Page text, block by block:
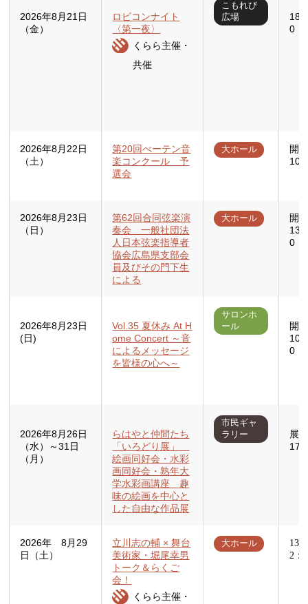
2026年8月21日
（金）
ロビコンナイト
〈第一夜〉
くらら主催・
共催
こもれび
広場
18
0
2026年8月22日
（土）
第20回べーテン音
楽コンクール 予
選会
大ホール
開
2026年8月23日
（日）
第62回合同弦楽演
奏会 一般社団法
人日本弦楽指導者
協会広島県支部会
員及びその門下生
による
大ホール
開
0
2026年8月23日
(日)
Vol.35 夏休み At H
ome Concert ～音
によるメッセージ
を皆様の心へ～
サロンホ
ール
開
0
2026年8月26日
（水）～31日
（月）
らはやと仲間たち
「いろどり展」
絵画同好会・水彩
画同好会・熟年大
学水彩画講座 趣
味の絵画を中心と
した自由な作品展
市民ギャ
ラリー
展
2026年 8月29
日（土）
立川志の輔 × 舞台
美術家・堀尾幸男
トーク＆らくご
会！
くらら主催・
大ホール
13
2：